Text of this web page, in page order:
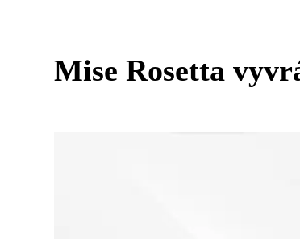
Mise Rosetta